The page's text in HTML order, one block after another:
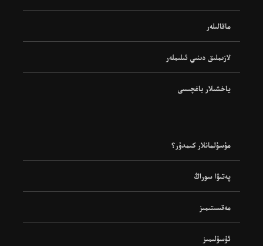
ماقالىلەر
لازىملىق دىنىي ئىلىملەر
ياخشىلار باغچىسى
مۇسۇلمانلار كىمدۇر؟
پەتىۋا سوراڭ
مەقسىتىمىز
ئۇسۇلىمىز